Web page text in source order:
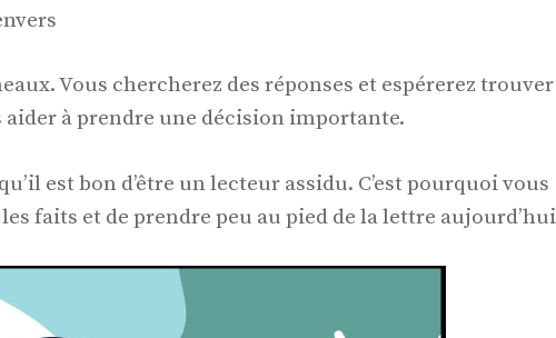
Vous chercherez des réponses et espérerez trouver
à prendre une décision importante.
est bon d’être un lecteur assidu. C’est pourquoi vous
faits et de prendre peu au pied de la lettre